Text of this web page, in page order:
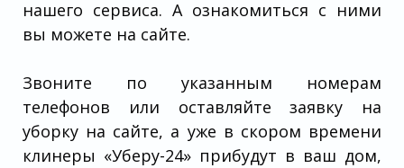
нашего сервиса. А ознакомиться с ними
вы можете на сайте.
Звоните по указанным номерам
телефонов или оставляйте заявку на
уборку на сайте, а уже в скором времени
клинеры «Уберу-24» прибудут в ваш дом,